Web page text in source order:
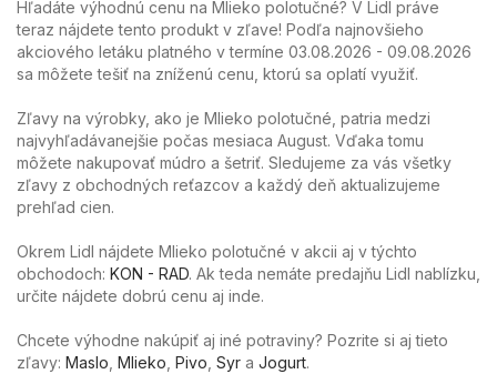
Hľadáte výhodnú cenu na Mlieko polotučné? V Lidl práve
teraz nájdete tento produkt v zľave! Podľa najnovšieho
akciového letáku platného v termíne 03.08.2026 - 09.08.2026
sa môžete tešiť na zníženú cenu, ktorú sa oplatí využiť.
Zľavy na výrobky, ako je Mlieko polotučné, patria medzi
najvyhľadávanejšie počas mesiaca August. Vďaka tomu
môžete nakupovať múdro a šetriť. Sledujeme za vás všetky
zľavy z obchodných reťazcov a každý deň aktualizujeme
prehľad cien.
Okrem Lidl nájdete Mlieko polotučné v akcii aj v týchto
obchodoch: KON - RAD. Ak teda nemáte predajňu Lidl nablízku,
určite nájdete dobrú cenu aj inde.
Chcete výhodne nakúpiť aj iné potraviny? Pozrite si aj tieto
zľavy: Maslo Mlieko Pivo Syr a Jogurt.